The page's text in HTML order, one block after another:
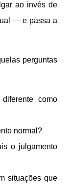
ao invés de
— e passa a
perguntas
como
normal?
o julgamento
situações que